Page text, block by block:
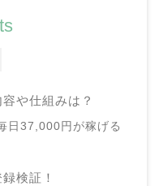
や仕組みは？
日37,000円が稼げる
検証！